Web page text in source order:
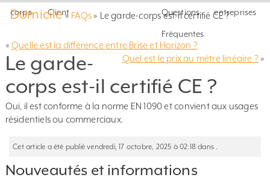
corps Client Questions
Fréquentes
entreprises
Domicile» FAQs» Le garde-corps est-il certifié CE ?
« Quelle est la différence entre Brise et Horizon ?
Quel est le prix au mètre linéaire ?»
Le garde-
corps est-il certifié CE ?
Oui, il est conforme à la norme EN 1090 et convient aux usages
résidentiels ou commerciaux.
Cet article a été publié vendredi, 17 octobre, 2025 à 02:18 dans .
Nouveautés et informations